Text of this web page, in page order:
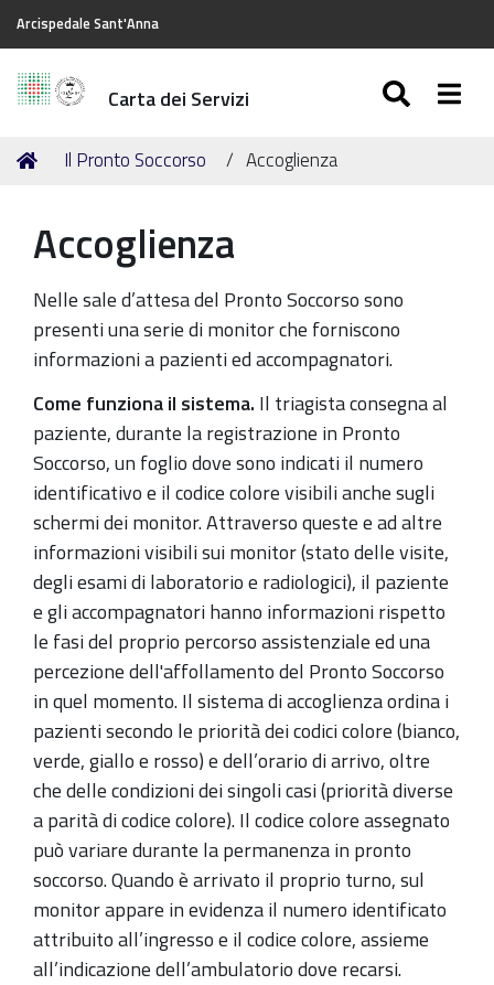
Arcispedale Sant'Anna
Carta dei Servizi
Tu
Home
Il Pronto Soccorso Accoglienza
Accoglienza
Nelle sale d’attesa del Pronto Soccorso sono
presenti una serie di monitor che forniscono
informazioni a pazienti ed accompagnatori.
Come funziona il sistema. Il triagista consegna al
paziente, durante la registrazione in Pronto
Soccorso, un foglio dove sono indicati il numero
identificativo e il codice colore visibili anche sugli
schermi dei monitor. Attraverso queste e ad altre
informazioni visibili sui monitor (stato delle visite,
degli esami di laboratorio e radiologici), il paziente
e gli accompagnatori hanno informazioni rispetto
le fasi del proprio percorso assistenziale ed una
percezione dell'affollamento del Pronto Soccorso
in quel momento. Il sistema di accoglienza ordina i
pazienti secondo le priorità dei codici colore (bianco,
verde, giallo e rosso) e dell’orario di arrivo, oltre
che delle condizioni dei singoli casi (priorità diverse
a parità di codice colore). Il codice colore assegnato
può variare durante la permanenza in pronto
soccorso. Quando è arrivato il proprio turno, sul
monitor appare in evidenza il numero identificato
attribuito all’ingresso e il codice colore, assieme
all’indicazione dell’ambulatorio dove recarsi.